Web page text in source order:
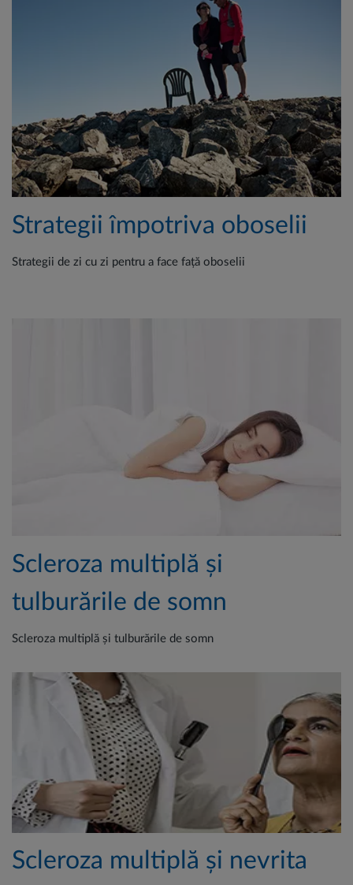
Strategii împotriva oboselii
Strategii de zi cu zi pentru a face față oboselii
Scleroza multiplă și
tulburările de somn
Scleroza multiplă și tulburările de somn
Scleroza multiplă și nevrita